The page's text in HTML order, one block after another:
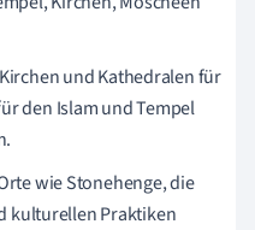
Kirchen und Kathedralen für
den Islam und Tempel
wie Stonehenge, die
kulturellen Praktiken